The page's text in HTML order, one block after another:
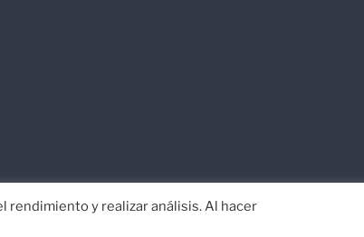
Política de Privacidad Cookies
rendimiento y realizar análisis. Al hacer